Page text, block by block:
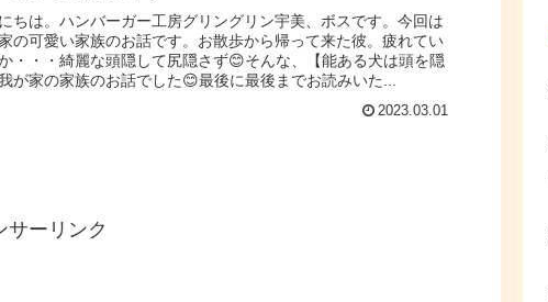
ちは。ハンバーガー工房グリングリン宇美、ボスです。今回は
の可愛い家族のお話です。お散歩から帰って来た彼。疲れてい
・・・綺麗な頭隠して尻隠さず😊そんな、【能ある犬は頭を隠
が家の家族のお話でした😊最後に最後までお読みいた...
2023.03.01
サーリンク